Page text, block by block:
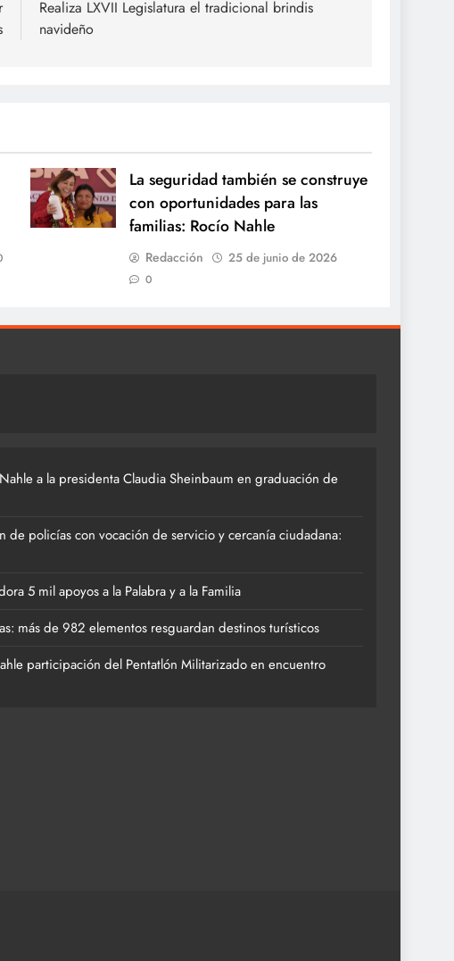
Realiza LXVII Legislatura el tradicional brindis
navideño
La seguridad también se construye
con oportunidades para las
familias: Rocío Nahle
Redacción 25 de junio de 2026
0
a la presidenta Claudia Sheinbaum en graduación de
de policías con vocación de servicio y cercanía ciudadana:
5 mil apoyos a la Palabra y a la Familia
más de 982 elementos resguardan destinos turísticos
participación del Pentatlón Militarizado en encuentro